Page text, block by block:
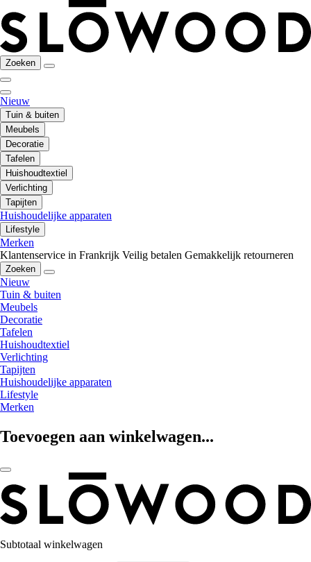
Zoeken
Nieuw
Tuin & buiten
Meubels
Decoratie
Tafelen
Huishoudtextiel
Verlichting
Tapijten
Huishoudelijke apparaten
Lifestyle
Merken
Klantenservice in Frankrijk Veilig betalen Gemakkelijk retourneren
Zoeken
Nieuw
Tuin & buiten
Meubels
Decoratie
Tafelen
Huishoudtextiel
Verlichting
Tapijten
Huishoudelijke apparaten
Lifestyle
Merken
Toevoegen aan winkelwagen...
Subtotaal winkelwagen